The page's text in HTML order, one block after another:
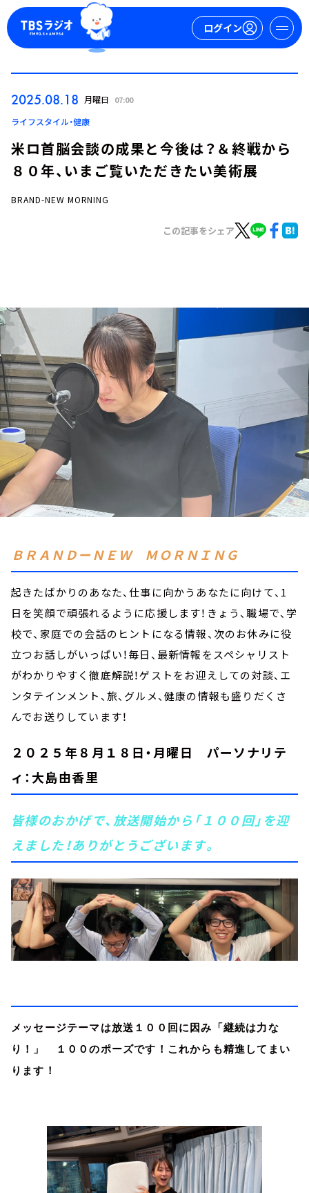
ログイン
ログイン
イベント・グッズ
YouTube
会社情報
2025.08.18 月曜日 07:00
ライフスタイル・健康
米ロ首脳会談の成果と今後は？＆終戦から
８０年、いまご覧いただきたい美術展
BRAND-NEW MORNING
この記事をシェア
ＢＲＡＮＤーＮＥＷ ＭＯＲＮＩＮＧ
起きたばかりのあなた、仕事に向かうあなたに向けて、1
日を笑顔で頑張れるように応援します！きょう、職場で、学
校で、家庭での会話のヒントになる情報、次のお休みに役
立つお話しがいっぱい！毎日、最新情報をスペシャリスト
がわかりやすく徹底解説！ゲストをお迎えしての対談、エ
ンタテインメント、旅、グルメ、健康の情報も盛りだくさ
んでお送りしています！
２０２５年８月１８日・月曜日 パーソナリテ
ィ：大島由香里
皆様のおかげで、放送開始から「１００回」を迎
えました！ありがとうございます。
メッセージテーマは放送１００回に因み「継続は力な
り！」 １００のポーズです！これからも精進してまい
ります！